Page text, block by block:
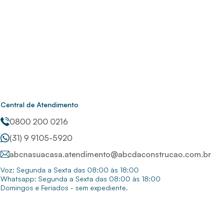
Central de Atendimento
0800 200 0216
(31) 9 9105-5920
abcnasuacasa.atendimento@abcdaconstrucao.com.br
Voz: Segunda a Sexta das 08:00 às 18:00
Whatsapp: Segunda a Sexta das 08:00 às 18:00
Domingos e Feriados - sem expediente.